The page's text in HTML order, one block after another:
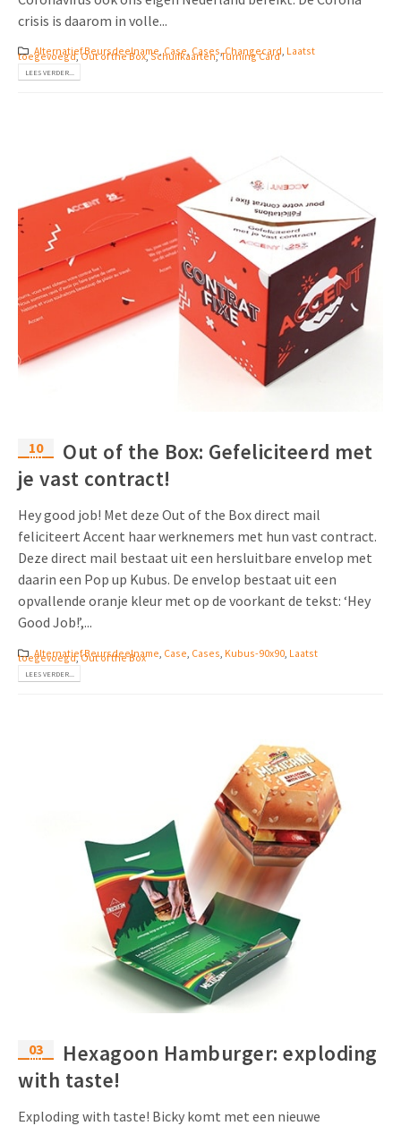
crisis is daarom in volle...
Alternatief Beursdeelname,Case, Cases,Changecard, Laatst
toegevoegd,Out of the Box,Schuifkaarten,Turning Card
LEES VERDER...
10
mrt
Out of the Box: Gefeliciteerd met
je vast contract!
Hey good job! Met deze Out of the Box direct mail
feliciteert Accent haar werknemers met hun vast contract.
Deze direct mail bestaat uit een hersluitbare envelop met
daarin een Pop up Kubus. De envelop bestaat uit een
opvallende oranje kleur met op de voorkant de tekst: ‘Hey
Good Job!’,...
Alternatief Beursdeelname Case Cases Kubus-90x90, Laatst
toegevoegd,Out of the Box
LEES VERDER...
03
mrt
Hexagoon Hamburger: exploding
with taste!
Exploding with taste! Bicky komt met een nieuwe